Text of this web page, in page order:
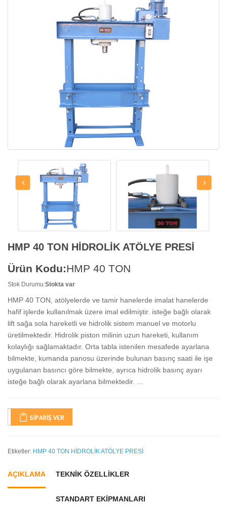
HMP 40 TON HİDROLİK ATÖLYE PRESİ
Ürün Kodu:HMP 40 TON
Stok Durumu:Stokta var
HMP 40 TON, atölyelerde ve tamir hanelerde imalat hanelerde
hafif işlerde kullanılmak üzere imal edilmiştir. isteğe bağlı olarak
lift sağa sola hareketli ve hidrolik sistem manuel ve motorlu
üretilmektedir. Hidrolik piston milinin uzun hareketi, kullanım
kolaylığı sağlamaktadır. Orta tabla istenilen mesafede ayarlana
bilmekte, kumanda panosu üzerinde bulunan basınç saati ile işe
uygulanan basıncı göre bilmekte, ayrıca hidrolik basınç ayarı
isteğe bağlı olarak ayarlana bilmektedir. ...
SIPARIŞ VER
Etiketler: HMP 40 TON HİDROLİK ATÖLYE PRESİ
AÇIKLAMA TEKNİK ÖZELLİKLER
STANDART EKİPMANLARI